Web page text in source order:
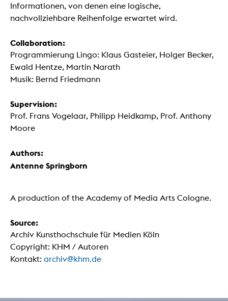
Informationen, von denen eine logische,
nachvollziehbare Reihenfolge erwartet wird.
Collaboration:
Programmierung Lingo: Klaus Gasteier, Holger Becker,
Ewald Hentze, Martin Narath
Musik: Bernd Friedmann
Supervision:
Prof. Frans Vogelaar, Philipp Heidkamp, Prof. Anthony
Moore
Authors:
Antenne Springborn
A production of the Academy of Media Arts Cologne.
Source:
Archiv Kunsthochschule für Medien Köln
Copyright: KHM / Autoren
Kontakt: archiv@khm.de